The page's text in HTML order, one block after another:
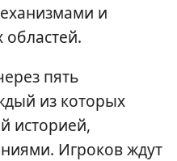
и
пять
из которых
историей,
Игроков ждут